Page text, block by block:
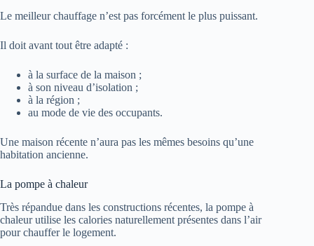
Le meilleur chauffage n’est pas forcément le plus puissant.
Il doit avant tout être adapté :
à la surface de la maison ;
à son niveau d’isolation ;
à la région ;
au mode de vie des occupants.
Une maison récente n’aura pas les mêmes besoins qu’une
habitation ancienne.
La pompe à chaleur
Très répandue dans les constructions récentes, la pompe à
chaleur utilise les calories naturellement présentes dans l’air
pour chauffer le logement.